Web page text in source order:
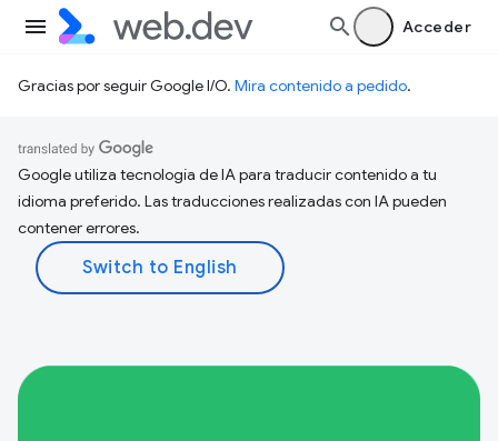
Acceder
Gracias por seguir Google I/O. Mira contenido a pedido.
Google utiliza tecnología de IA para traducir contenido a tu
idioma preferido. Las traducciones realizadas con IA pueden
contener errores.